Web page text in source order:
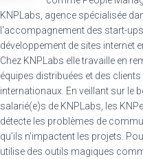
KNPLabs, agence spécialisée
l'accompagnement des start-
développement de sites internet
Chez KNPLabs elle travaille en
équipes distribuées et des clients
internationaux. En veillant sur le
salarié(e)s de KNPLabs, les
détecte les problèmes de
qu’ils n’impactent les projets.
utilise des outils magiques